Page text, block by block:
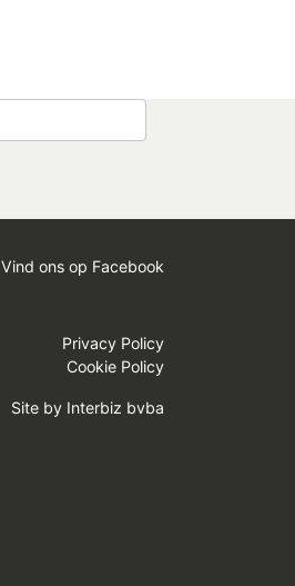
Vind ons op Facebook
Privacy Policy
Cookie Policy
Site by Interbiz bvba